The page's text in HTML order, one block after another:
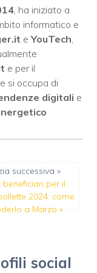
, ha iniziato a
informatico e
eYouTech,
e per il
si occupa di
digitali e
successiva »
beneficiari per il
2024: come
a Marzo »
social